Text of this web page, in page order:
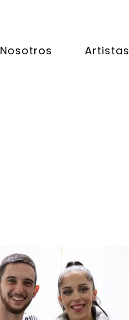
Nosotros Artistas